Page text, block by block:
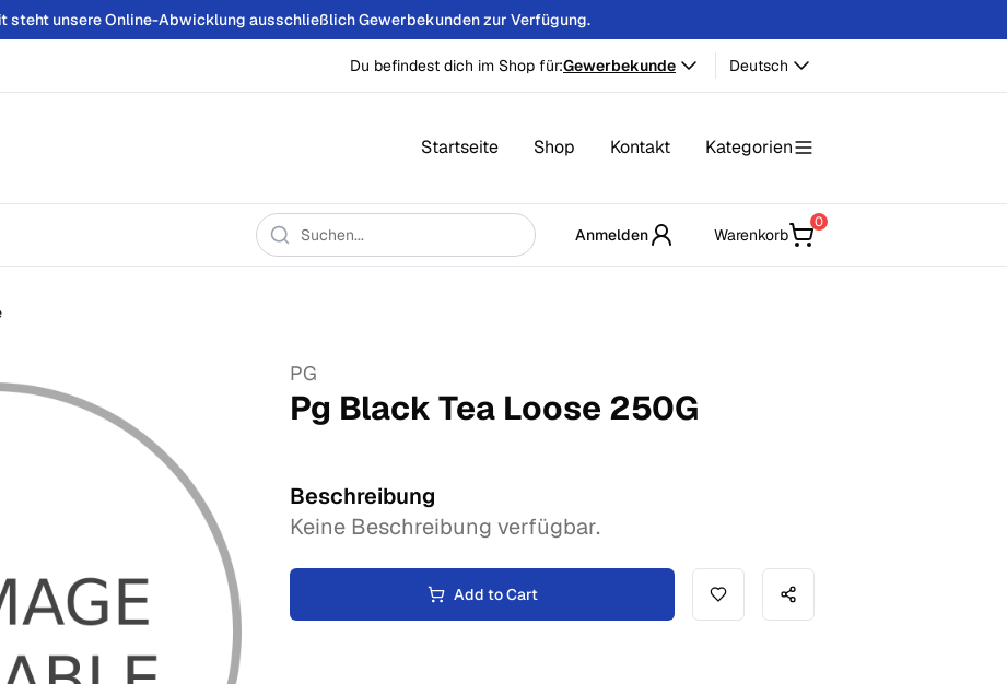
steht unsere Online-Abwicklung ausschließlich Gewerbekunden zur Verfügung.
Du befindest dich im Shop für:Gewerbekunde Deutsch
Startseite Shop Kontakt Kategorien
Anmelden Warenkorb
0
PG
Pg Black Tea Loose 250G
Beschreibung
Keine Beschreibung verfügbar.
Add to Cart